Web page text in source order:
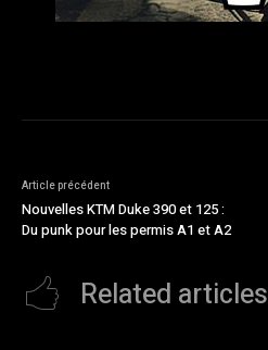
Article précédent
Nouvelles KTM Duke 390 et 125 :
Du punk pour les permis A1 et A2
Related articles